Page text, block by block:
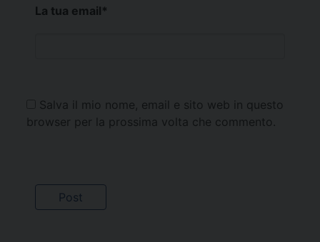
La tua email*
Salva il mio nome, email e sito web in questo
browser per la prossima volta che commento.